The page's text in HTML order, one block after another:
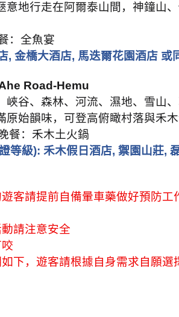
地行走在阿爾泰山間，神鐘山
：全魚宴
, 金橋大酒店, 馬迭爾花園酒店 或
Road-Hemu
峽谷、森林、河流、濕地、雪山
原始韻味，可登高俯瞰村落與禾
餐：禾木土火鍋
等級): 禾木假日酒店, 禦園山莊,
客請提前自備暈車藥做好預防工
請注意安全
下，遊客請根據自身需求自願選